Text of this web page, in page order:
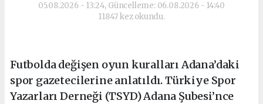
05.08.2026 - 13:24, Güncelleme: 06.08.2026 - 14:40
11847 kez okundu.
Futbolda değişen oyun kuralları Adana’daki
spor gazetecilerine anlatıldı. Türkiye Spor
Yazarları Derneği (TSYD) Adana Şubesi’nce